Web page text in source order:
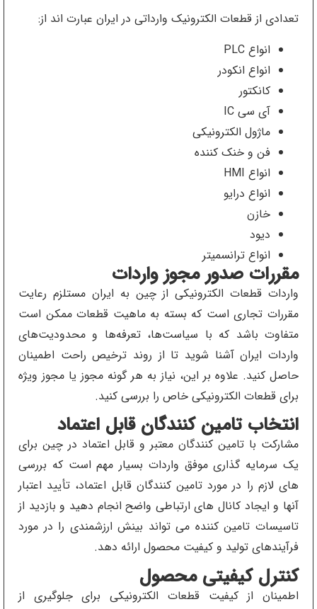
تعدادی از قطعات الکترونیک وارداتی در ایران عبارت اند از:
انواع PLC
انواع انکودر
کانکتور
آی سی IC
ماژول الکترونیکی
فن و خنک کننده
انواع HMI
انواع درایو
خازن
دیود
انواع ترانسمیتر
مقررات صدور مجوز واردات
واردات قطعات الکترونیکی از چین به ایران مستلزم رعایت
مقررات تجاری است که بسته به ماهیت قطعات ممکن است
متفاوت باشد که با سیاست‌ها، تعرفه‌ها و محدودیت‌های
واردات ایران آشنا شوید تا از روند ترخیص راحت اطمینان
حاصل کنید. علاوه بر این، نیاز به هر گونه مجوز یا مجوز ویژه
برای قطعات الکترونیکی خاص را بررسی کنید.
انتخاب تامین کنندگان قابل اعتماد
مشارکت با تامین کنندگان معتبر و قابل اعتماد در چین برای
یک سرمایه گذاری موفق واردات بسیار مهم است که بررسی
های لازم را در مورد تامین کنندگان قابل اعتماد، تأیید اعتبار
آنها و ایجاد کانال های ارتباطی واضح انجام دهید و بازدید از
تاسیسات تامین کننده می تواند بینش ارزشمندی را در مورد
فرآیندهای تولید و کیفیت محصول ارائه دهد.
کنترل کیفیتی محصول
اطمینان از کیفیت قطعات الکترونیکی برای جلوگیری از